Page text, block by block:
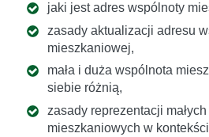
jaki jest adres wspólnoty
zasady aktualizacji adresu
mieszkaniowej,
mała i duża wspólnota
siebie różnią,
zasady reprezentacji
mieszkaniowych w